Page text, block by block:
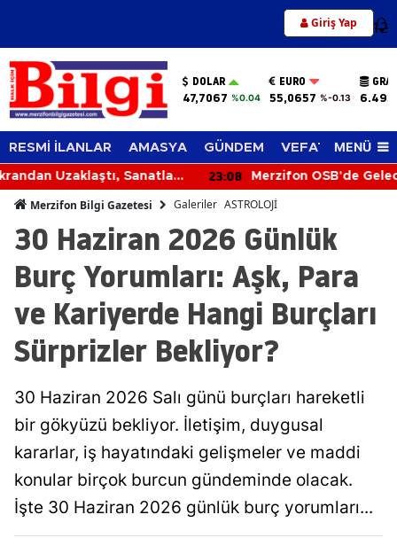
Giriş Yap 12
DOLAR
47,7067 %0.04
EURO
55,0657 %-0.13
RESMİ İLANLAR AMASYA GÜNDEM VEFAT EDENLER
MENÜ
23:08 Merzifon OSB'de Gelecek Konuşuldu
Merzifon Bilgi Gazetesi Galeriler ASTROLOJİ
30 Haziran 2026 Günlük
Burç Yorumları: Aşk, Para
ve Kariyerde Hangi Burçları
Sürprizler Bekliyor?
30 Haziran 2026 Salı günü burçları hareketli
bir gökyüzü bekliyor. İletişim, duygusal
kararlar, iş hayatındaki gelişmeler ve maddi
konular birçok burcun gündeminde olacak.
İşte 30 Haziran 2026 günlük burç yorumları...